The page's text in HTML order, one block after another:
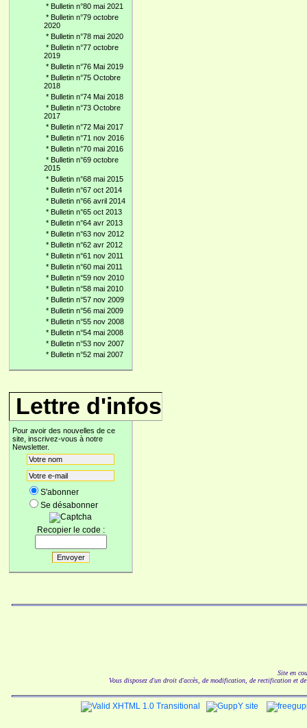
* Bulletin n°80 mai 2021
* Bulletin n°79 octobre
2020
* Bulletin n°78 mai 2020
* Bulletin n°77 octobre
2019
* Bulletin n°76 Mai 2019
* Bulletin n°75 Octobre
2018
* Bulletin n°74 Mai 2018
* Bulletin n°73 Octobre
2017
* Bulletin n°72 Mai 2017
* Bulletin n°71 nov 2016
* Bulletin n°70 mai 2016
* Bulletin n°69 octobre
2015
* Bulletin n°68 mai 2015
* Bulletin n°67 oct 2014
* Bulletin n°66 avril 2014
* Bulletin n°65 oct 2013
* Bulletin n°64 avr 2013
* Bulletin n°63 nov 2012
* Bulletin n°62 avr 2012
* Bulletin n°61 nov 2011
* Bulletin n°60 mai 2011
* Bulletin n°59 nov 2010
* Bulletin n°58 mai 2010
* Bulletin n°57 nov 2009
* Bulletin n°56 mai 2009
* Bulletin n°55 nov 2008
* Bulletin n°54 mai 2008
* Bulletin n°53 nov 2007
* Bulletin n°52 mai 2007
Lettre d'infos
Pour avoir des nouvelles de ce
site, inscrivez-vous à notre
Newsletter.
S'abonner
Se désabonner
Recopier le code :
Site en
Vous disposez d'un droit d'accès, de modification, de rectification et